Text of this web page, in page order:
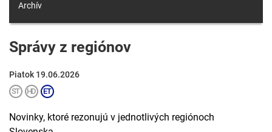
Archív
Správy z regiónov
Piatok 19.06.2026
Novinky, ktoré rezonujú v jednotlivých regiónoch